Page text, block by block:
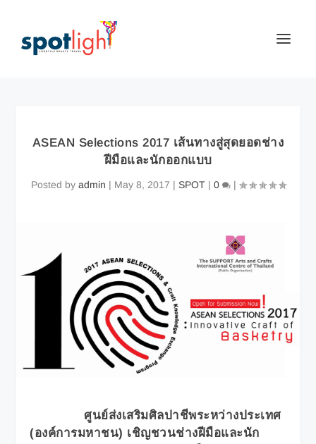
ASEAN Selections 2017 เส้นทางสู่สุดยอดช่าง
ฝีมือและนักออกแบบ
Posted by admin | May 8, 2017 | SPOT| 0 |
ศูนย์ส่งเสริมศิลปาชีพระหว่างประเทศ
(องค์การมหาชน) เชิญชวนช่างฝีมือและนัก